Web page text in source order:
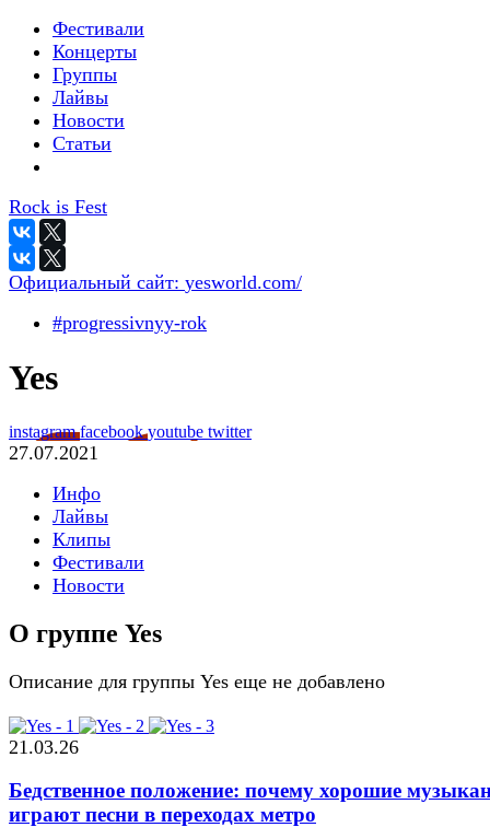
Фестивали
Концерты
Группы
Лайвы
Новости
Статьи
Rock is Fest
Официальный сайт: yesworld.com/
#progressivnyy-rok
Yes
instagramfacebookyoutube twitter
27.07.2021
Инфо
Лайвы
Клипы
Фестивали
Новости
О группе Yes
Описание для группы Yes еще не добавлено
21.03.26
Бедственное положение: почему хорошие
играют песни в переходах метро